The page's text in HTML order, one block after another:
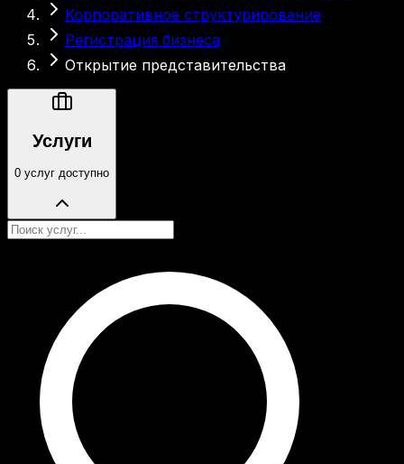
Корпоративное структурирование
Регистрация бизнеса
Открытие представительства
Услуги
0 услуг доступно